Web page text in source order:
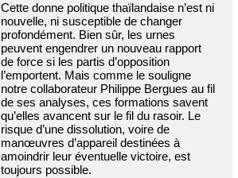
Cette donne politique thaïlandaise n’est ni
nouvelle, ni susceptible de changer
profondément. Bien sûr, les urnes
peuvent engendrer un nouveau rapport
de force si les partis d’opposition
l’emportent. Mais comme le souligne
notre collaborateur Philippe Bergues au fil
de ses analyses, ces formations savent
qu’elles avancent sur le fil du rasoir. Le
risque d’une dissolution, voire de
manœuvres d’appareil destinées à
amoindrir leur éventuelle victoire, est
toujours possible.